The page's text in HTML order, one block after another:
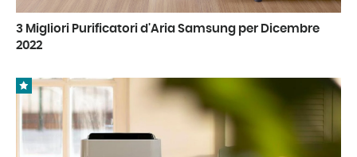
3 Migliori Purificatori d'Aria Samsung per Dicembre
2022